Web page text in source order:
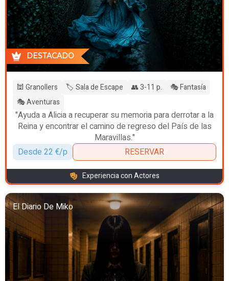
DESTACADO
🕍 Granollers 🏷️ Sala de Escape 👥 3-11 p.
🎭 Fantasía
🎭 Aventuras
"Ayuda a Alicia a recuperar su memoria para derrotar a la
Reina y encontrar el camino de regreso del País de las
Maravillas."
Desde 22 €/p
RESERVAR
Experiencia con Actores
El Diario De Miko